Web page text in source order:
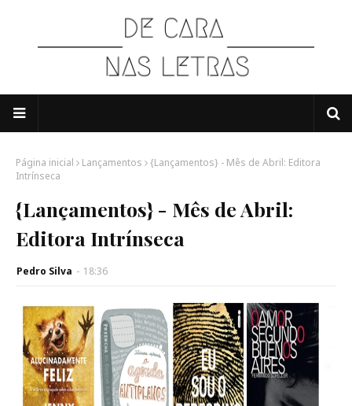
Página inicial Lançamentos
{Lançamentos} - Mês de Abril: Editora
Intrínseca
{Lançamentos} - Mês de Abril:
Editora Intrínseca
Pedro Silva - 18:36